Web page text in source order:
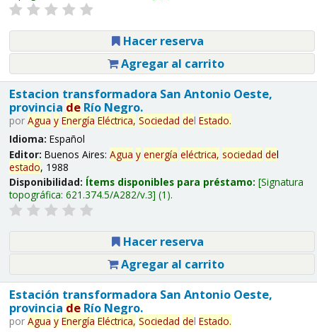
Hacer reserva
Agregar al carrito
Estacion transformadora San Antonio Oeste,
provincia deRío Negro.
por Agua y Energía Eléctrica, Sociedad del Estado.
Idioma: Español
Editor: Buenos Aires: Agua y energía eléctrica, sociedad del
estado, 1988
Disponibilidad: Ítems disponibles para préstamo: Signatura
topográfica: 621.374.5/A282/v.3 (1).
Hacer reserva
Agregar al carrito
Estación transformadora San Antonio Oeste,
provincia deRío Negro.
por Agua y Energía Eléctrica, Sociedad del Estado.